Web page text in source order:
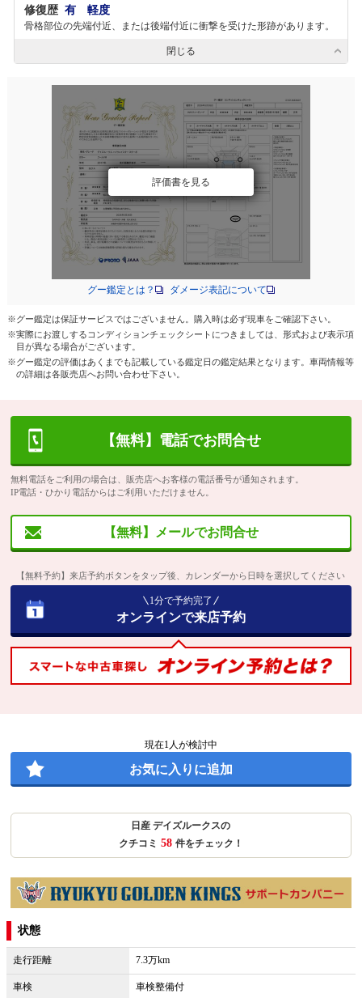
修復歴 有 軽度
骨格部位の先端付近、または後端付近に衝撃を受けた形跡があります。
閉じる
評価書を見る
グー鑑定とは？ ダメージ表記について
※グー鑑定は保証サービスではございません。購入時は必ず現車をご確認下さい。
※実際にお渡しするコンディションチェックシートにつきましては、形式および表示項
目が異なる場合がございます。
※グー鑑定の評価はあくまでも記載している鑑定日の鑑定結果となります。車両情報等
の詳細は各販売店へお問い合わせ下さい。
【無料】電話でお問合せ
無料電話をご利用の場合は、販売店へお客様の電話番号が通知されます。
IP電話・ひかり電話からはご利用いただけません。
【無料】メールでお問合せ
【無料予約】来店予約ボタンをタップ後、カレンダーから日時を選択してください
1分で予約完了
オンラインで来店予約
現在1人が検討中
お気に入りに追加
日産 デイズルークスの
クチコミ 58 件をチェック！
状態
走行距離 7.3万km
車検 車検整備付